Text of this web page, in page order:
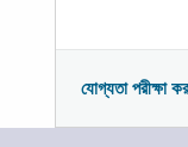
যোগ্যতা পরীক্ষা